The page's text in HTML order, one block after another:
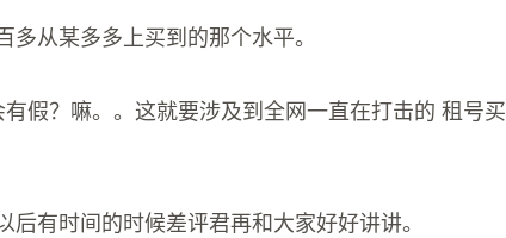
从某多多上买到的那个水平。
假？嘛。。这就要涉及到全网一直在打击的 租号买
有时间的时候差评君再和大家好好讲讲。